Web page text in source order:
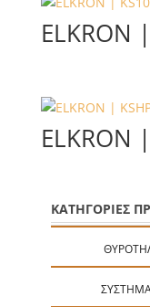
ELKRON
ELKRON
ΚΑΤΗΓΟΡΙΕΣ